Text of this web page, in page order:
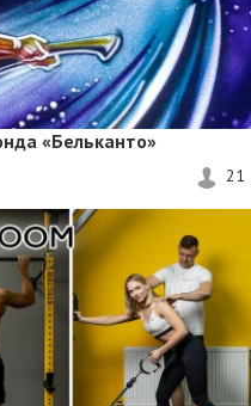
«Бельканто»
21